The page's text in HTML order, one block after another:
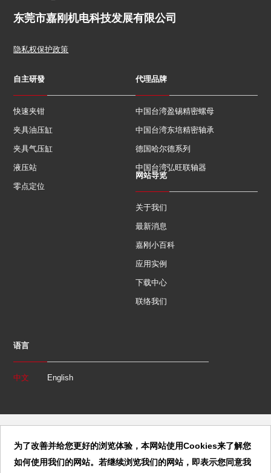
东莞市嘉刚机电科技发展有限公司
隐私权保护政策
自主研發
快速夹钳
夹具油压缸
夹具气压缸
液压站
零点定位
代理品牌
中国台湾盈锡精密螺母
中国台湾东培精密轴承
德国哈尔德系列
中国台湾弘旺联轴器
网站导览
关于我们
最新消息
嘉刚小百科
应用实例
下载中心
联络我们
语言
中文 English
Copyright 2020 Clamptek CO., LTD. All Rights Reserved. | 東莞市嘉剛
为了改善并给您更好的浏览体验，本网站使用Cookies来了解您
如何使用我们的网站。若继续浏览我们的网站，即表示您同意我